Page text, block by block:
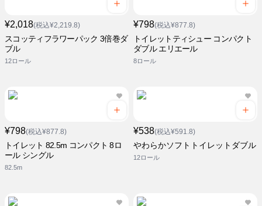
¥2,018(税込¥2,219.8)
スコッティフラワーパック 3倍巻ダ
ブル
12ロール
¥798(税込¥877.8)
トイレットティシュー コンパクト
ダブル エリエール
8ロール
¥798(税込¥877.8)
トイレット 82.5m コンパクト 8ロ
ール シングル
82.5m
¥538(税込¥591.8)
やわらかソフトトイレットダブル
12ロール